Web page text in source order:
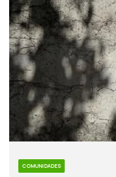
COMUNIDADES